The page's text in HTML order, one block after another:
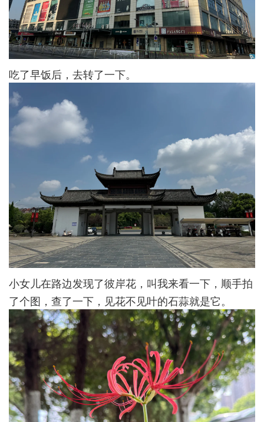
吃了早饭后，去转了一下。
小女儿在路边发现了彼岸花，叫我来看一下，顺手拍
了个图，查了一下，见花不见叶的石蒜就是它。